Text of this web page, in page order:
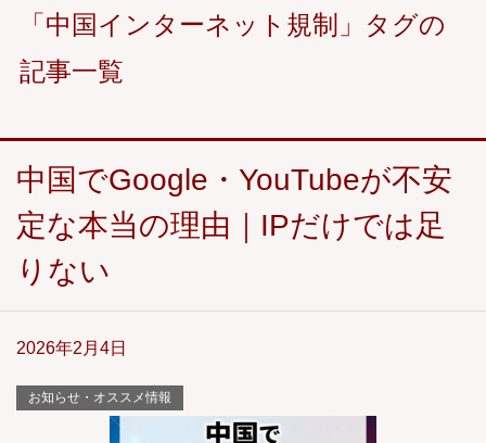
「中国インターネット規制」タグの
記事一覧
中国でGoogle・YouTubeが不安
定な本当の理由｜IPだけでは足
りない
2026年2月4日
お知らせ・オススメ情報